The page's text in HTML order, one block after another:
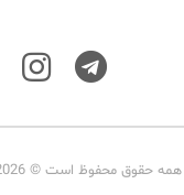
همه حقوق محفوظ است © 2026